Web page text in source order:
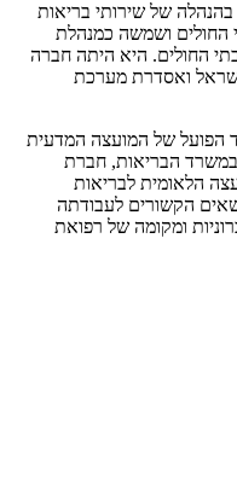
של שירותי בריאות
החולים ושמשה כמנהלת
החולים. היא היתה חברה
ואסדרת מערכת
הפועל של המועצה המדעית
במשרד הבריאות, חברת
הלאומית לבריאות
הקשורים לעבודתה
ומקומה של רפואת